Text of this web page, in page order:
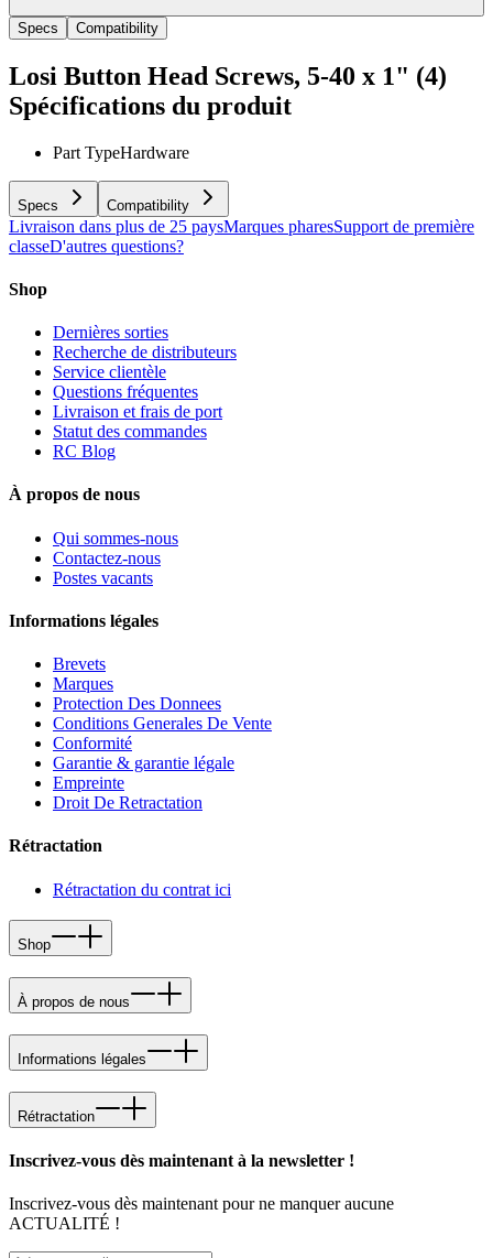
Specs Compatibility
Losi Button Head Screws, 5-40 x 1" (4)
Spécifications du produit
Part TypeHardware
Specs Compatibility
Livraison dans plus de 25 paysMarques pharesSupport de première
classeD'autres questions?
Shop
Dernières sorties
Recherche de distributeurs
Service clientèle
Questions fréquentes
Livraison et frais de port
Statut des commandes
RC Blog
À propos de nous
Qui sommes-nous
Contactez-nous
Postes vacants
Informations légales
Brevets
Marques
Protection Des Donnees
Conditions Generales De Vente
Conformité
Garantie & garantie légale
Empreinte
Droit De Retractation
Rétractation
Rétractation du contrat ici
Shop
À propos de nous
Informations légales
Rétractation
Inscrivez-vous dès maintenant à la newsletter !
Inscrivez-vous dès maintenant pour ne manquer aucune
ACTUALITÉ !